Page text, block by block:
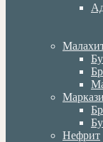
Нефрит